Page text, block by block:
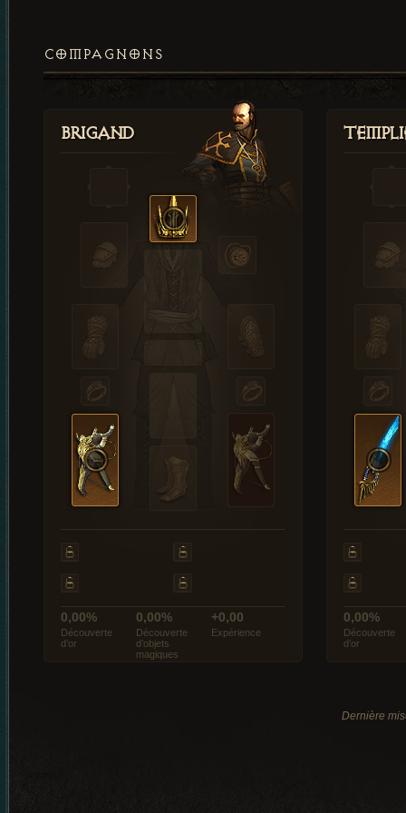
COMPAGNONS
Brigand
0,00%
Découverte
d’or
0,00%
Découverte
d’objets
magiques
+0,00
Expérience
0,00%
Découverte
d’or
Dernière